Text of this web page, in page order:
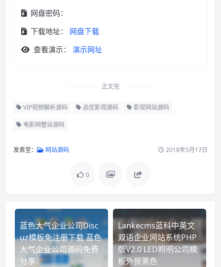
网盘密码：
下载地址：
网盘下载
查看演示：
演示网址
正文完
VIP视频解析源码 品优影视源码 影视网站源码
电影网整站源码
发表至： 网站源码 2018年5月17日
0
蓝色大气企业公司Disc
uz模板免注册下载 蓝色
大气企业公司源码免费
分享
Lankecms蓝科中英文
双语企业网站系统PHP
版V2.0 LED照明公司模
板外贸黑色